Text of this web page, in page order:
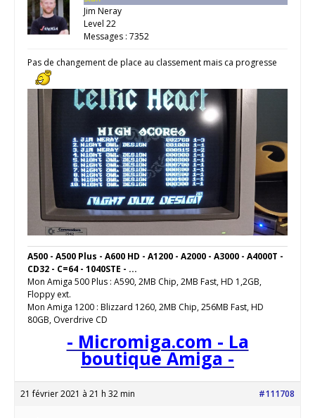
Jim Neray
Level 22
Messages : 7352
Pas de changement de place au classement mais ca progresse
A500 - A500 Plus - A600 HD - A1200 - A2000 - A3000 - A4000T -
CD32 - C=64 - 1040STE - ...
Mon Amiga 500 Plus : A590, 2MB Chip, 2MB Fast, HD 1,2GB,
Floppy ext.
Mon Amiga 1200 : Blizzard 1260, 2MB Chip, 256MB Fast, HD
80GB, Overdrive CD
- Micromiga.com - La
boutique Amiga -
21 février 2021 à 21 h 32 min #111708